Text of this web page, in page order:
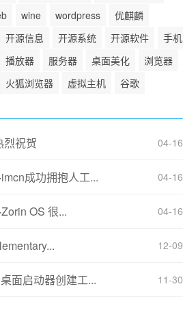
wine wordpress
优麒麟
开源信息 开源系统 开源软件
手机
播放器 服务器 桌面美化
浏览器
火狐浏览器 虚拟主机 谷歌
烈祝贺 04-16
·imcn成功拥抱人工... 04-16
·Zorin OS 很... 04-16
12-09
面启动器创建工... 11-30